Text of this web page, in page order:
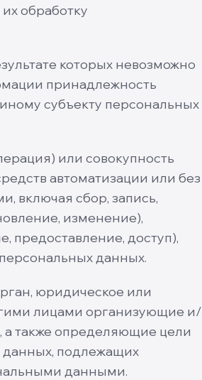
обработку
которых невозможно
принадлежность
субъекту персональных
или совокупность
автоматизации или без
включая сбор, запись,
изменение),
предоставление, доступ),
данных.
юридическое или
лицами организующие и/
также определяющие цели
данных, подлежащих
данными.